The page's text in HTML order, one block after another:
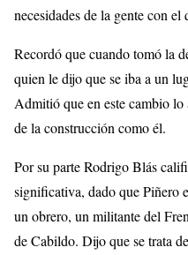
necesidades de la gente con el
Recordó que cuando tomó la
quien le dijo que se iba a un
Admitió que en este cambio lo
de la construcción como él.
Por su parte Rodrigo Blás
significativa, dado que Piñero
un obrero, un militante del
de Cabildo. Dijo que se trata